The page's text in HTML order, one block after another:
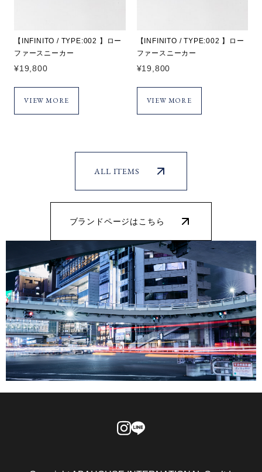
【INFINITO / TYPE:002 】ロー
ファースニーカー
¥19,800
VIEW MORE
【INFINITO / TYPE:002 】ロー
ファースニーカー
¥19,800
VIEW MORE
ALL ITEMS
ブランドページはこちら